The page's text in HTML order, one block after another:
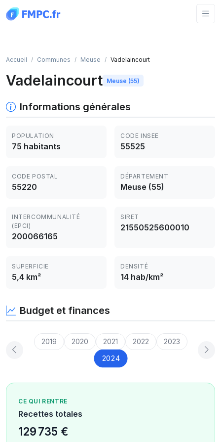
Accueil Communes Meuse Vadelaincourt
Vadelaincourt Meuse (55)
Informations générales
POPULATION
75 habitants
CODE INSEE
55525
CODE POSTAL
55220
DÉPARTEMENT
Meuse (55)
INTERCOMMUNALITÉ
(EPCI)
200066165
SIRET
21550525600010
SUPERFICIE
5,4 km²
DENSITÉ
14 hab/km²
Budget et finances
2019 2020 2021 2022 2023
2024
CE QUI RENTRE
Recettes totales
129 735 €
Panneau de gestion des cookies